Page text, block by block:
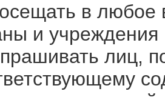
в любое
и
лиц,